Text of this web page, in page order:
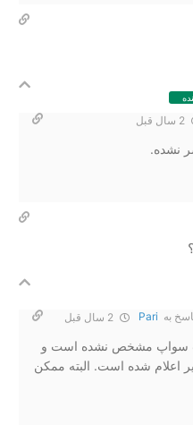
نشده.
به Pari
سواپ مشخص نشده است و
عرضه در صرافی ها 12 تیر اعلام شده است. البته ممکن